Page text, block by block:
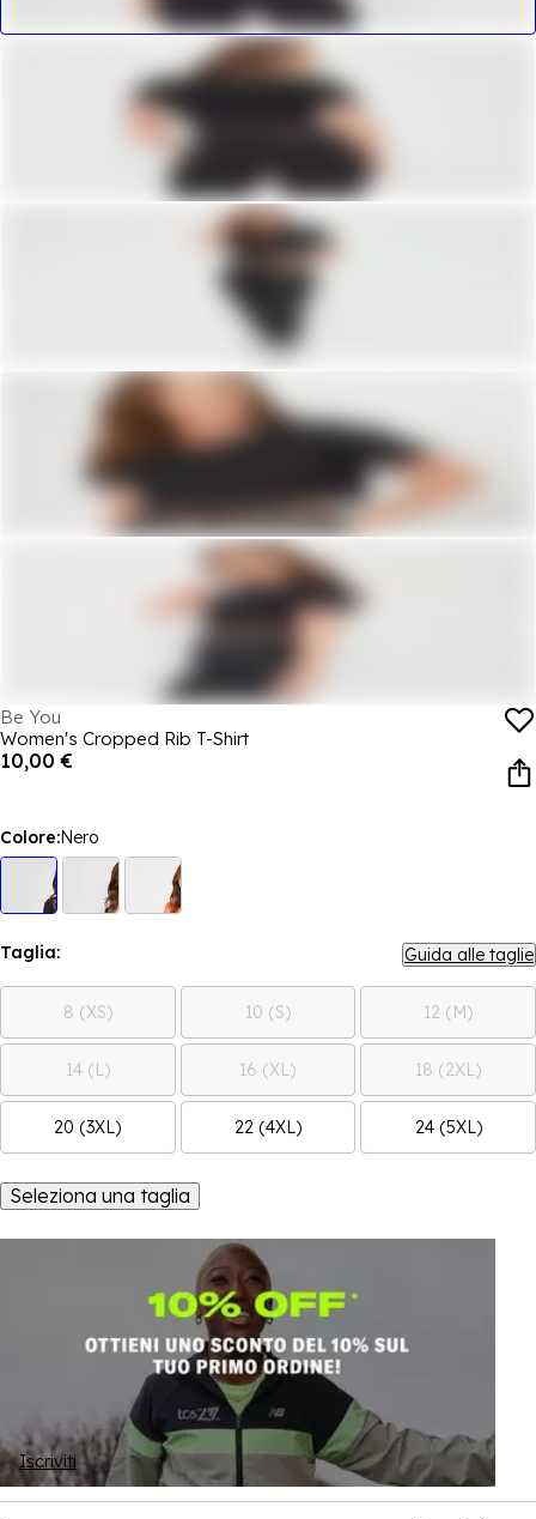
Be You
Women's Cropped Rib T-Shirt
10,00 €
Colore:Nero
Taglia: Guida alle taglie
8 (XS) 10 (S) 12 (M)
14 (L) 16 (XL) 18 (2XL)
20 (3XL) 22 (4XL) 24 (5XL)
Seleziona una taglia
Iscriviti